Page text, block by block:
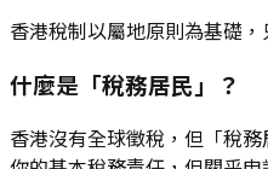
香港稅制以屬地原則為基礎
什麼是「稅務居民」？
香港沒有全球徵稅，但「稅